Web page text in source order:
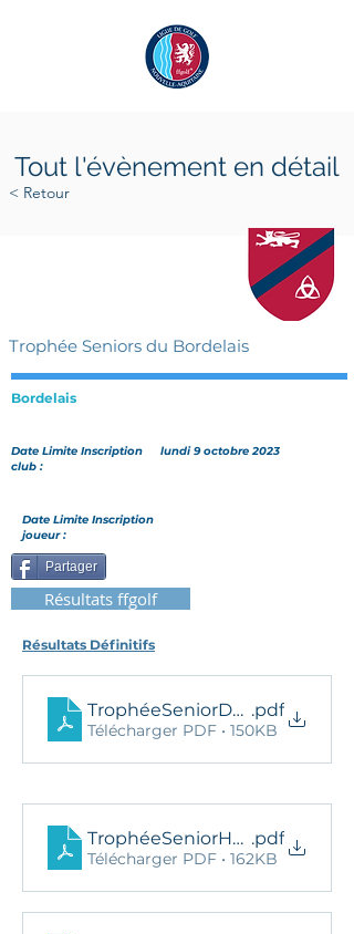
Tout l'évènement en détail
< Retour
Trophée Seniors du Bordelais
Bordelais
Date Limite Inscription
club :
lundi 9 octobre 2023
Date Limite Inscription
joueur :
Partager
Résultats ffgolf
Résultats Définitifs
.pdf
Télécharger PDF • 150KB
.pdf
Télécharger PDF • 162KB